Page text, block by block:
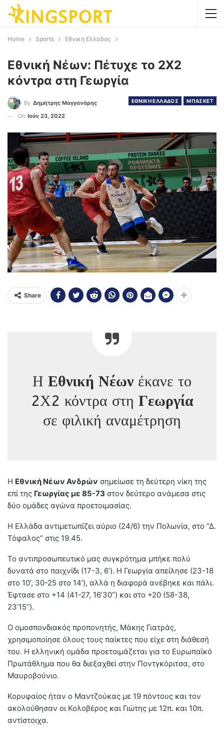
Home Sports Εθνική Ελλάδος
Εθνική Νέων: Πέτυχε το 2Χ2
κόντρα στη Γεωργία
ΕΘΝΙΚΗ ΕΛΛΑΔΟΣ ΜΠΑΣΚΕΤ
By Δημήτρης Μαγγανάρης
On Ιούν 23, 2022
Share
Η Εθνική Νέων έκανε το
2Χ2 κόντρα στη Γεωργία
σε φιλική αναμέτρηση
Η Εθνική Νέων Ανδρών σημείωσε τη δεύτερη νίκη της
επί της Γεωργίας με 85-73 στον δεύτερο ανάμεσα στις
δύο ομάδες αγώνα προετοιμασίας.
Η Ελλάδα αντιμετωπίζει αύριο (24/6) την Πολωνία, στο “Δ.
Τόφαλος” στις 19.45.
Το αντιπροσωπευτικό μας συγκρότημα μπήκε πολύ
δυνατά στο παιχνίδι (17-3, 6’). Η Γεωργία απείλησε (23-18
στο 10’, 30-25 στο 14’), αλλά η διαφορά ανέβηκε και πάλι.
Έφτασε στο +14 (41-27, 16’30’’) και στο +20 (58-38,
23’15’’).
Ο ομοσπονδιακός προπονητής, Μάκης Γιατράς,
χρησιμοποίησε όλους τους παίκτες που είχε στη διάθεσή
του. Η ελληνική ομάδα προετοιμάζεται για το Ευρωπαϊκό
Πρωτάθλημα που θα διεξαχθεί στην Ποντγκόριτσα, στο
Μαυροβούνιο.
Κορυφαίος ήταν ο Μαντζούκας με 19 πόντους και τον
ακολούθησαν οι Κολοβέρος και Γιώτης με 12π. και 10π.
αντίστοιχα.